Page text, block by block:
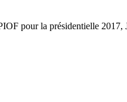
pour la présidentielle